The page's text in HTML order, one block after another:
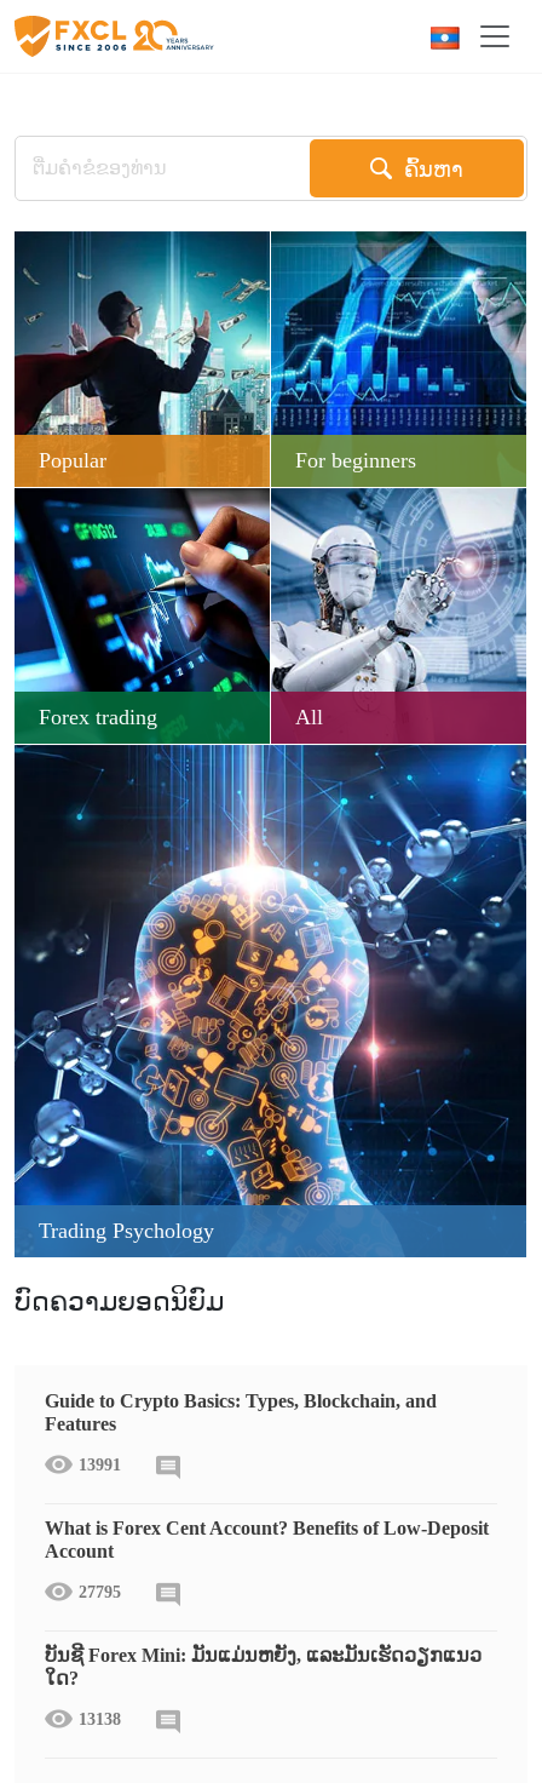
ຄົ້ນຫາ
Popular For beginners
Forex trading All
Trading Psychology
ບົດຄວາມຍອດນິຍົມ
Guide to Crypto Basics: Types, Blockchain, and
Features
13991
What is Forex Cent Account? Benefits of Low-Deposit
Account
27795
ບັນຊີ Forex Mini: ມັນແມ່ນຫຍັງ, ແລະມັນເຮັດວຽກແນວ
ໃດ?
13138